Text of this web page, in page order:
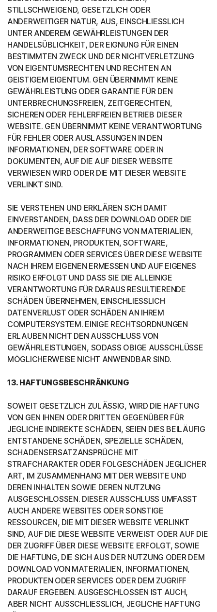
STILLSCHWEIGEND, GESETZLICH ODER
ANDERWEITIGER NATUR, AUS, EINSCHLIESSLICH
UNTER ANDEREM GEWÄHRLEISTUNGEN DER
HANDELSÜBLICHKEIT, DER EIGNUNG FÜR EINEN
BESTIMMTEN ZWECK UND DER NICHTVERLETZUNG
VON EIGENTUMSRECHTEN UND RECHTEN AN
GEISTIGEM EIGENTUM. GEN ÜBERNIMMT KEINE
GEWÄHRLEISTUNG ODER GARANTIE FÜR DEN
UNTERBRECHUNGSFREIEN, ZEITGERECHTEN,
SICHEREN ODER FEHLERFREIEN BETRIEB DIESER
WEBSITE. GEN ÜBERNIMMT KEINE VERANTWORTUNG
FÜR FEHLER ODER AUSLASSUNGEN IN DEN
INFORMATIONEN, DER SOFTWARE ODER IN
DOKUMENTEN, AUF DIE AUF DIESER WEBSITE
VERWIESEN WIRD ODER DIE MIT DIESER WEBSITE
VERLINKT SIND.
SIE VERSTEHEN UND ERKLÄREN SICH DAMIT
EINVERSTANDEN, DASS DER DOWNLOAD ODER DIE
ANDERWEITIGE BESCHAFFUNG VON MATERIALIEN,
INFORMATIONEN, PRODUKTEN, SOFTWARE,
PROGRAMMEN ODER SERVICES ÜBER DIESE WEBSITE
NACH IHREM EIGENEN ERMESSEN UND AUF EIGENES
RISIKO ERFOLGT UND DASS SIE DIE ALLEINIGE
VERANTWORTUNG FÜR DARAUS RESULTIERENDE
SCHÄDEN ÜBERNEHMEN, EINSCHLIESSLICH
DATENVERLUST ODER SCHÄDEN AN IHREM
COMPUTERSYSTEM. EINIGE RECHTSORDNUNGEN
ERLAUBEN NICHT DEN AUSSCHLUSS VON
GEWÄHRLEISTUNGEN, SODASS OBIGE AUSSCHLÜSSE
MÖGLICHERWEISE NICHT ANWENDBAR SIND.
13. HAFTUNGSBESCHRÄNKUNG
SOWEIT GESETZLICH ZULÄSSIG, WIRD DIE HAFTUNG
VON GEN IHNEN ODER DRITTEN GEGENÜBER FÜR
JEGLICHE INDIREKTE SCHÄDEN, SEIEN DIES BEILÄUFIG
ENTSTANDENE SCHÄDEN, SPEZIELLE SCHÄDEN,
SCHADENSERSATZANSPRÜCHE MIT
STRAFCHARAKTER ODER FOLGESCHÄDEN JEGLICHER
ART, IM ZUSAMMENHANG MIT DER WEBSITE UND
DEREN INHALTEN SOWIE DEREN NUTZUNG
AUSGESCHLOSSEN. DIESER AUSSCHLUSS UMFASST
AUCH ANDERE WEBSITES ODER SONSTIGE
RESSOURCEN, DIE MIT DIESER WEBSITE VERLINKT
SIND, AUF DIE DIESE WEBSITE VERWEIST ODER AUF DIE
DER ZUGRIFF ÜBER DIESE WEBSITE ERFOLGT, SOWIE
DIE HAFTUNG, DIE SICH AUS DER NUTZUNG ODER DEM
DOWNLOAD VON MATERIALIEN, INFORMATIONEN,
PRODUKTEN ODER SERVICES ODER DEM ZUGRIFF
DARAUF ERGEBEN. AUSGESCHLOSSEN IST AUCH,
ABER NICHT AUSSCHLIESSLICH, JEGLICHE HAFTUNG